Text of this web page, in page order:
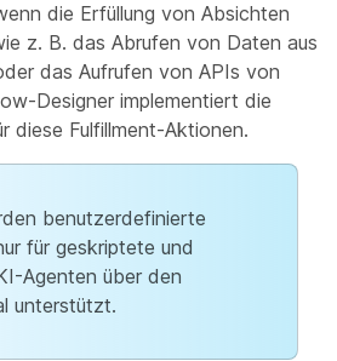
die Erfüllung von Absichten
z. B. das Abrufen von Daten aus
das Aufrufen von APIs von
Designer implementiert die
diese Fulfillment-Aktionen.
benutzerdefinierte
für geskriptete und
Agenten über den
unterstützt.